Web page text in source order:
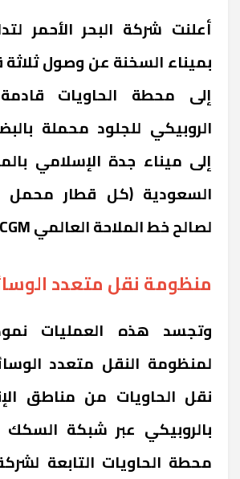
أعلنت شركة البحر الأحمر
بميناء السخنة عن وصول
إلى محطة الحاويات
الروبيكي للجلود محملة
إلى ميناء جدة الإسلامي
لصالح خط الملاحة العالمي CMA CGM.
منظومة نقل متعدد
وتجسد هذه العمليات
لمنظومة النقل متعدد
نقل الحاويات من مناطق
بالروبيكي عبر شبكة السكك
محطة الحاويات التابعة